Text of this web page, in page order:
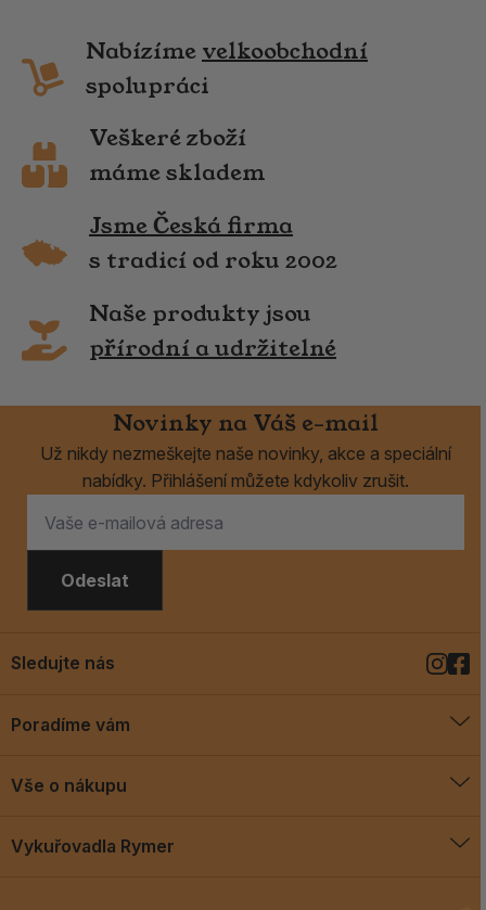
Nabízíme velkoobchodní
spolupráci
Veškeré zboží
máme skladem
Jsme Česká firma
s tradicí od roku 2002
Naše produkty jsou
přírodní a udržitelné
Novinky na Váš e-mail
Už nikdy nezmeškejte naše novinky, akce a speciální
nabídky. Přihlášení můžete kdykoliv zrušit.
Odeslat
Poradíme vám
Blog
Vše o nákupu
Vykuřovadla Rymer
Sledujte nás